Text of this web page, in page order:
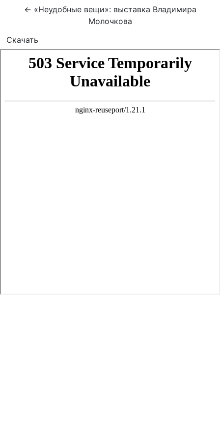
← Вернуться к Подробностям о статье
«Неудобные вещи»: выставка Владимира
Молочкова
Скачать